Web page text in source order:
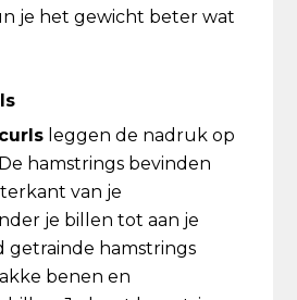
je het gewicht beter wat
leggen de nadruk op
hamstrings bevinden
van je
je billen tot aan je
getrainde hamstrings
benen en